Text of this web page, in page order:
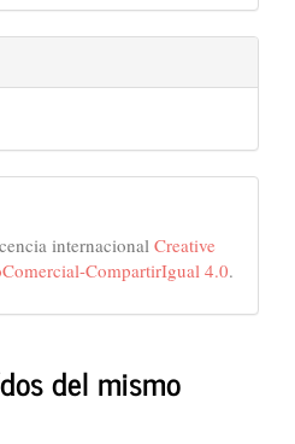
internacional Creative
CompartirIgual 4.0.
del mismo